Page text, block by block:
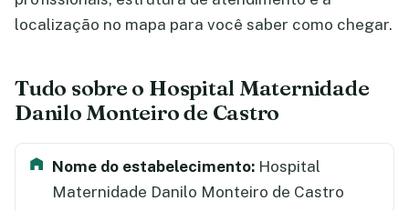
localização no mapa para você saber como chegar.
Tudo sobre o Hospital Maternidade
Danilo Monteiro de Castro
Nome do estabelecimento: Hospital
Maternidade Danilo Monteiro de Castro